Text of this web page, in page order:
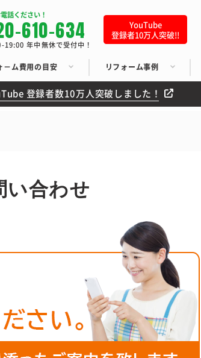
話ください！
610-634
19:00 年中無休で受付中！
YouTube
登録者10万人突破!!
－ム費用の目安 リフォーム事例
登録者数10万人突破しました！
い合わせ